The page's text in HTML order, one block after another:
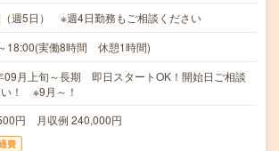
（週5日） ※週4日勤務もご相談ください
18:00(実働8時間 休憩1時間)
09月上旬～長期 即日スタートOK！開始日ご相談
い！ ※9月～！
円 月収例 240,000円
費